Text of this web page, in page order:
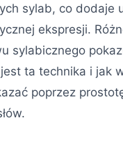
sylab, co dodaje
ekspresji.
sylabicznego
ta technika i jak
poprzez